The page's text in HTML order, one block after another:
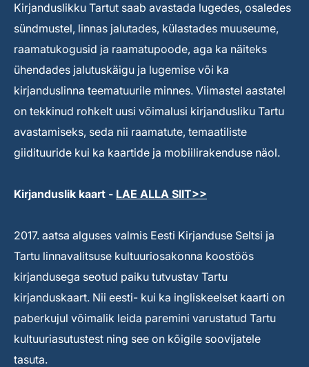
Kirjanduslikku Tartut saab avastada lugedes, osaledes
sündmustel, linnas jalutades, külastades muuseume,
raamatukogusid ja raamatupoode, aga ka näiteks
ühendades jalutuskäigu ja lugemise või ka
kirjanduslinna teematuurile minnes. Viimastel aastatel
on tekkinud rohkelt uusi võimalusi kirjandusliku Tartu
avastamiseks, seda nii raamatute, temaatiliste
giidituuride kui ka kaartide ja mobiilirakenduse näol.
Kirjanduslik kaart - LAE ALLA SIIT>>
2017. aatsa alguses valmis Eesti Kirjanduse Seltsi ja
Tartu linnavalitsuse kultuuriosakonna koostöös
kirjandusega seotud paiku tutvustav Tartu
kirjanduskaart. Nii eesti- kui ka ingliskeelset kaarti on
paberkujul võimalik leida paremini varustatud Tartu
kultuuriasutustest ning see on kõigile soovijatele
tasuta.